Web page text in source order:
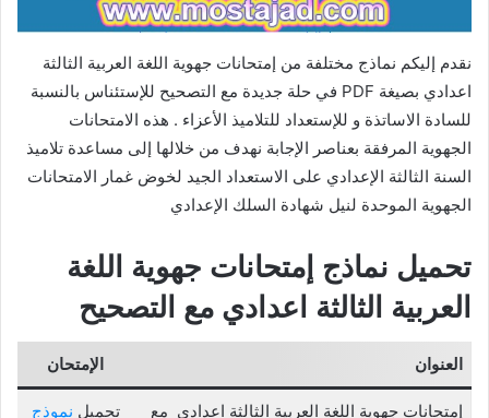
نقدم إليكم نماذج مختلفة من إمتحانات جهوية اللغة العربية الثالثة
اعدادي بصيغة PDF في حلة جديدة مع التصحيح للإستئناس بالنسبة
للسادة الاساتذة و للإستعداد للتلاميذ الأعزاء . هذه الامتحانات
الجهوية المرفقة بعناصر الإجابة نهدف من خلالها إلى مساعدة تلاميذ
السنة الثالثة الإعدادي على الاستعداد الجيد لخوض غمار الامتحانات
الجهوية الموحدة لنيل شهادة السلك الإعدادي
تحميل نماذج إمتحانات جهوية اللغة
العربية الثالثة اعدادي مع التصحيح
العنوان الإمتحان
إمتحانات جهوية اللغة العربية الثالثة اعدادي مع
تحميل نموذج